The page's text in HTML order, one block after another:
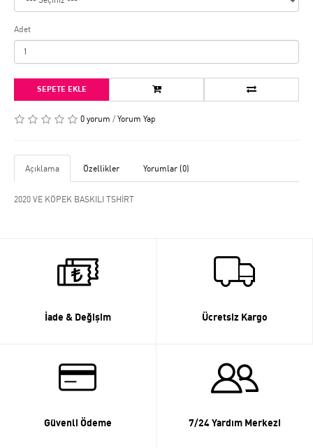
Adet
SEPETE EKLE
0 yorum / Yorum Yap
Açıklama Özellikler Yorumlar (0)
2020 VE KÖPEK BASKILI TSHİRT
İade & Değişim Ücretsiz Kargo
Güvenli Ödeme 7/24 Yardım Merkezi